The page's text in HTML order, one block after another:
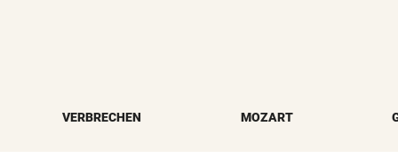
VERBRECHEN MOZART